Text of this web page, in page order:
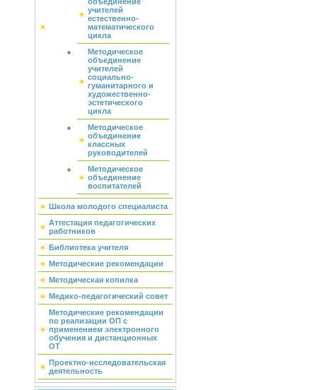
учителей
естественно-
математического
цикла
Методическое
объединение
учителей
социально-
гуманитарного и
художественно-
эстетического
цикла
Методическое
объединение
классных
руководителей
Методическое
объединение
воспитателей
Школа молодого специалиста
Аттестация педагогических
работников
Библиотека учителя
Методические рекомендации
Методическая копилка
Медико-педагогический совет
Методические рекомендации
по реализации ОП с
применением электронного
обучения и дистанционных
ОТ
Проектно-исследовательская
деятельность